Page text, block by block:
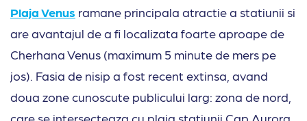
Plaja Venus ramane principala atractie a statiunii si
are avantajul de a fi localizata foarte aproape de
Cherhana Venus (maximum 5 minute de mers pe
jos). Fasia de nisip a fost recent extinsa, avand
doua zone cunoscute publicului larg: zona de nord,
care se intersecteaza cu plaja statiunii Cap Aurora